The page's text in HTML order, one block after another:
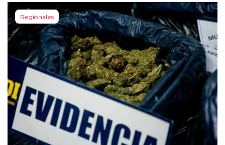
Regionales